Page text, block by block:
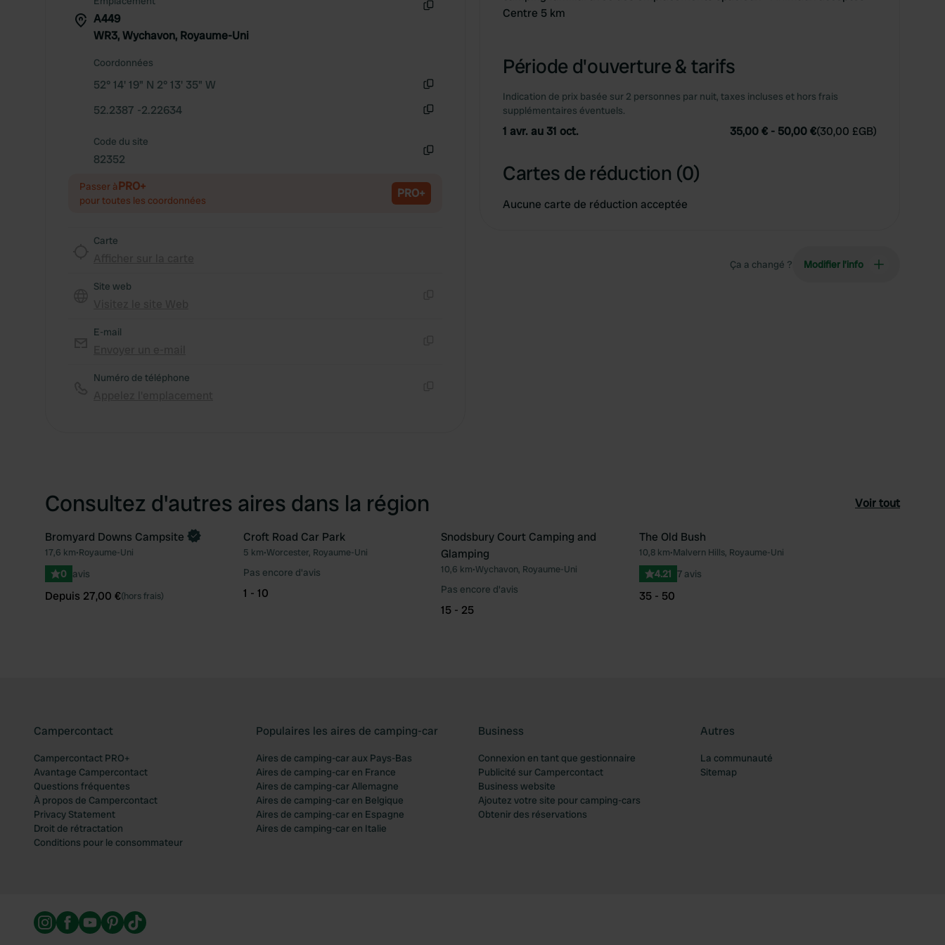
A449
WR3, Wychavon, Royaume-Uni
Coordonnées
52° 14' 19" N 2° 13' 35" W
52.2387 -2.22634
Code du site
82352
Passer àPRO+
pour toutes les coordonnées PRO+
Carte
Site web
E-mail
Numéro de téléphone
Centre 5 km
Période d'ouverture & tarifs
Indication de prix basée sur 2 personnes par nuit, taxes incluses et hors frais
supplémentaires éventuels.
1 avr. au 31 oct. 35,00 € - 50,00 €(30,00 £GB)
Cartes de réduction (0)
Aucune carte de réduction acceptée
Ça a changé ? Modifier l’info
Consultez d'autres aires dans la région Voir tout
Préféré
Reserve maintenant
Bromyard Downs Campsite
17,6 km•Royaume-Uni
0 avis
Depuis 27,00 €(hors frais)
Préféré
Croft Road Car Park
5 km•Worcester, Royaume-Uni
Pas encore d'avis
1 - 10
Préféré
Snodsbury Court Camping and
Glamping
10,6 km•Wychavon, Royaume-Uni
Pas encore d'avis
15 - 25
The Old Bush
10,8 km•Malvern Hills, Royaume-Uni
4.21 7 avis
35 - 50
Campercontact
Campercontact PRO+
Avantage Campercontact
Questions fréquentes
À propos de Campercontact
Privacy Statement
Droit de rétractation
Conditions pour le consommateur
Populaires les aires de camping-car
Aires de camping-car aux Pays-Bas
Aires de camping-car en France
Aires de camping-car Allemagne
Aires de camping-car en Belgique
Aires de camping-car en Espagne
Aires de camping-car en Italie
Business
Connexion en tant que gestionnaire
Publicité sur Campercontact
Business website
Ajoutez votre site pour camping-cars
Obtenir des réservations
Autres
La communauté
Sitemap